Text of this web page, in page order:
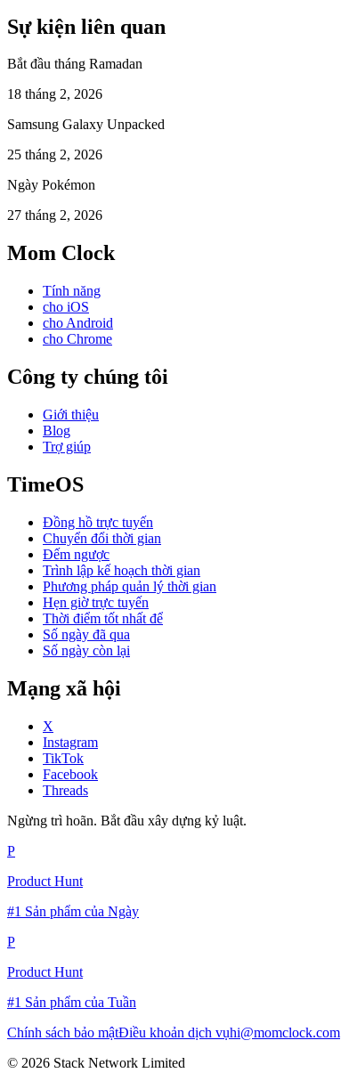
Sự kiện liên quan
Bắt đầu tháng Ramadan
18 tháng 2, 2026
Samsung Galaxy Unpacked
25 tháng 2, 2026
Ngày Pokémon
27 tháng 2, 2026
Mom Clock
Tính năng
cho iOS
cho Android
cho Chrome
Công ty chúng tôi
Giới thiệu
Blog
Trợ giúp
TimeOS
Đồng hồ trực tuyến
Chuyển đổi thời gian
Đếm ngược
Trình lập kế hoạch thời gian
Phương pháp quản lý thời gian
Hẹn giờ trực tuyến
Thời điểm tốt nhất để
Số ngày đã qua
Số ngày còn lại
Mạng xã hội
X
Instagram
TikTok
Facebook
Threads
Ngừng trì hoãn. Bắt đầu xây dựng kỷ luật.
P
Product Hunt
#1 Sản phẩm của Ngày
P
Product Hunt
#1 Sản phẩm của Tuần
Chính sách bảo mậtĐiều khoản dịch vụhi@momclock.com
© 2026 Stack Network Limited